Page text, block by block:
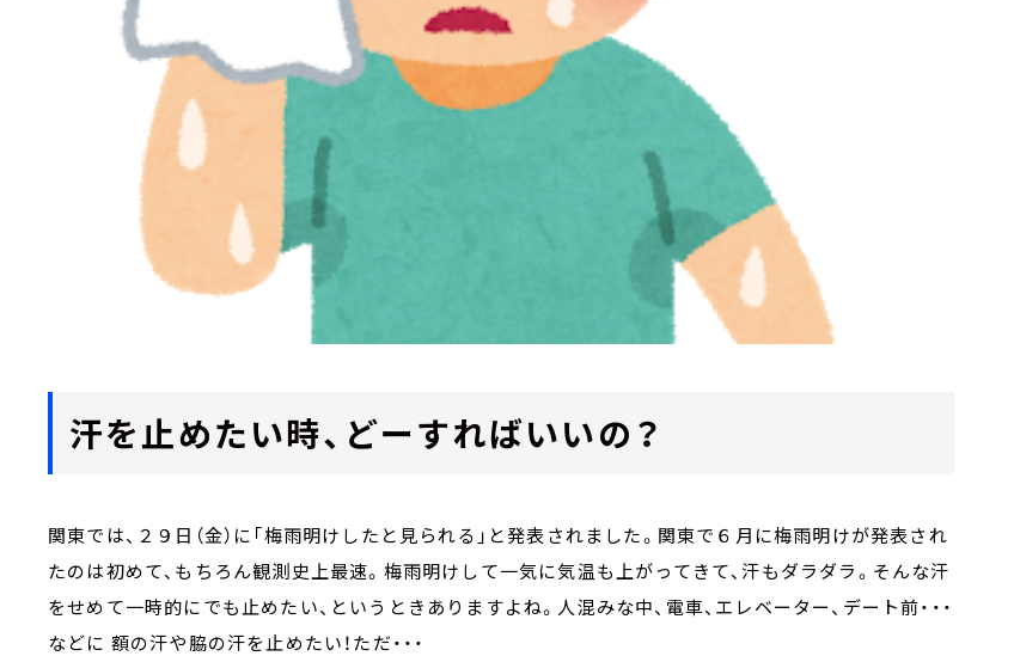
汗を止めたい時、どーすればいいの？
関東では、２９日（金）に「梅雨明けしたと見られる」と発表されました。関東で６月に梅雨明けが発表され
たのは初めて、もちろん観測史上最速。梅雨明けして一気に気温も上がってきて、汗もダラダラ。そんな汗
をせめて一時的にでも止めたい、というときありますよね。人混みな中、電車、エレベーター、デート前・・・
などに 額の汗や脇の汗を止めたい！ただ・・・